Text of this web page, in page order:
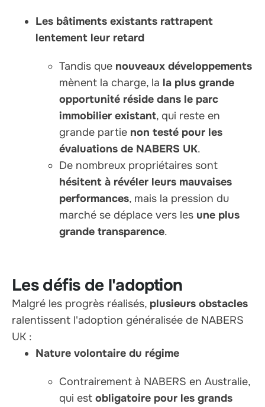
Les bâtiments existants rattrapent
lentement leur retard
Tandis que nouveaux développements
mènent la charge, la la plus grande
opportunité réside dans le parc
immobilier existant, qui reste en
grande partie non testé pour les
évaluations de NABERS UK.
De nombreux propriétaires sont
hésitent à révéler leurs mauvaises
performances, mais la pression du
marché se déplace vers les une plus
grande transparence.
Les défis de l'adoption
Malgré les progrès réalisés, plusieurs obstacles
ralentissent l'adoption généralisée de NABERS
UK :
Nature volontaire du régime
Contrairement à NABERS en Australie,
qui est obligatoire pour les grands